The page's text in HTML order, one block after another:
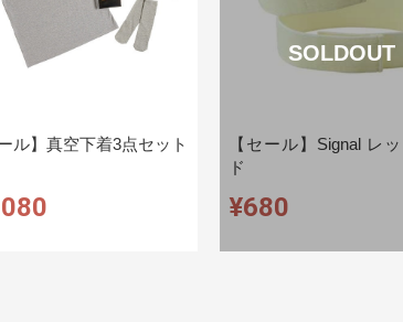
ール】真空下着3点セット
SOLDOUT
【セール】Signal レ
ド
¥680